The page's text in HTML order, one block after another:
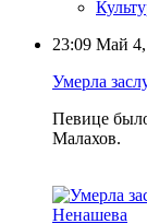
23:09 Май 4,
Умерла
Певице
Малахов.